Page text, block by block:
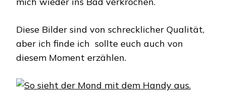
Diese Bilder sind von schrecklicher Qualität,
aber ich finde ich sollte euch auch von
diesem Moment erzählen.